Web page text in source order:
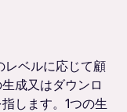
レベルに応じて顧
成又はダウンロ
します。1つの生